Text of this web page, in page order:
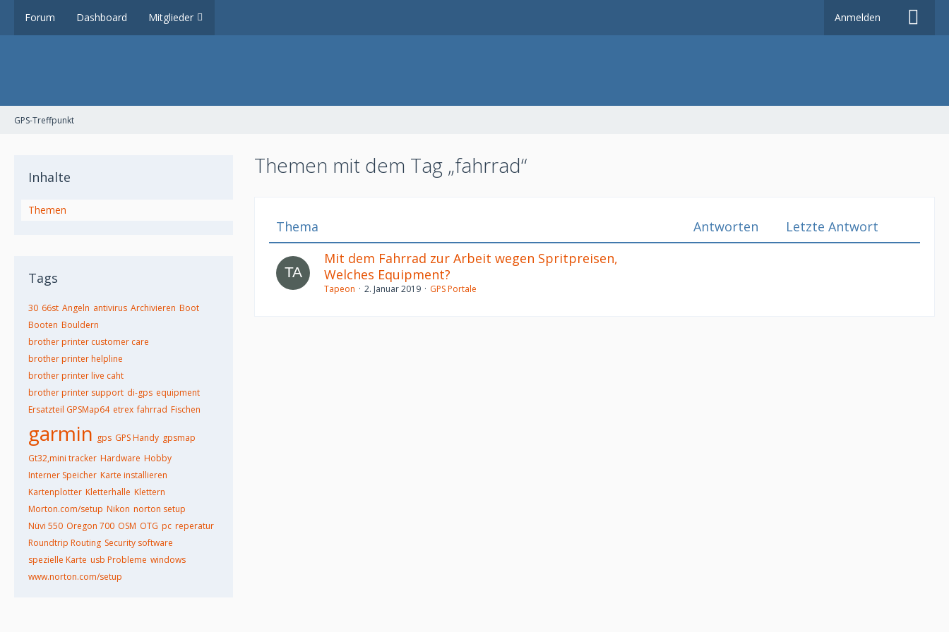
Forum Dashboard Mitglieder Anmelden
GPS-Treffpunkt
Inhalte
Themen
Tags
30 66st Angeln antivirus Archivieren Boot
Booten Bouldern
brother printer customer care
brother printer helpline
brother printer live caht
brother printer support di-gps equipment
Ersatzteil GPSMap64 etrex fahrrad Fischen
garmin gps GPS Handy gpsmap
Gt32,mini tracker Hardware Hobby
Interner Speicher Karte installieren
Kartenplotter Kletterhalle Klettern
Morton.com/setup Nikon norton setup
Nüvi 550 Oregon 700 OSM OTG pc reperatur
Roundtrip Routing Security software
spezielle Karte usb Probleme windows
www.norton.com/setup
Themen mit dem Tag „fahrrad“
Thema Antworten
Letzte Antwort
Mit dem Fahrrad zur Arbeit wegen Spritpreisen,
Welches Equipment?
Tapeon 2. Januar 2019 GPS Portale